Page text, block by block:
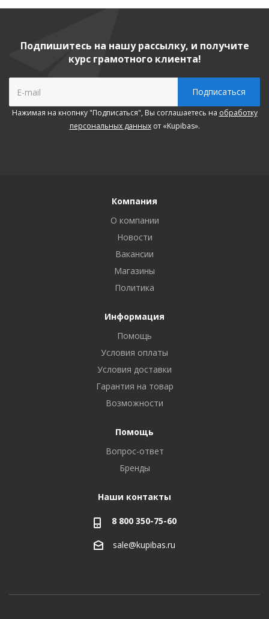
Подпишитесь на нашу рассылку, и получите
курс грамотного клиента!
Нажимая на кнопнку "Подписаться", Вы соглашаетесь на обработку
персональных данныхот «Kupibas».
Компания
О компании
Новости
Вакансии
Магазины
Политика
Информация
Помощь
Условия оплаты
Условия доставки
Гарантия на товар
Возможности
Помощь
Вопрос-ответ
Бренды
Наши контакты
8 800 350-75-60
sale@kupibas.ru